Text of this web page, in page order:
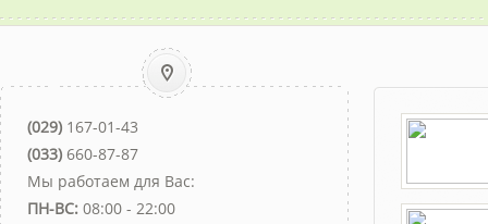
(029) 167-01-43
(033) 660-87-87
Мы работаем для Вас:
ПН-ВС: 08:00 - 22:00